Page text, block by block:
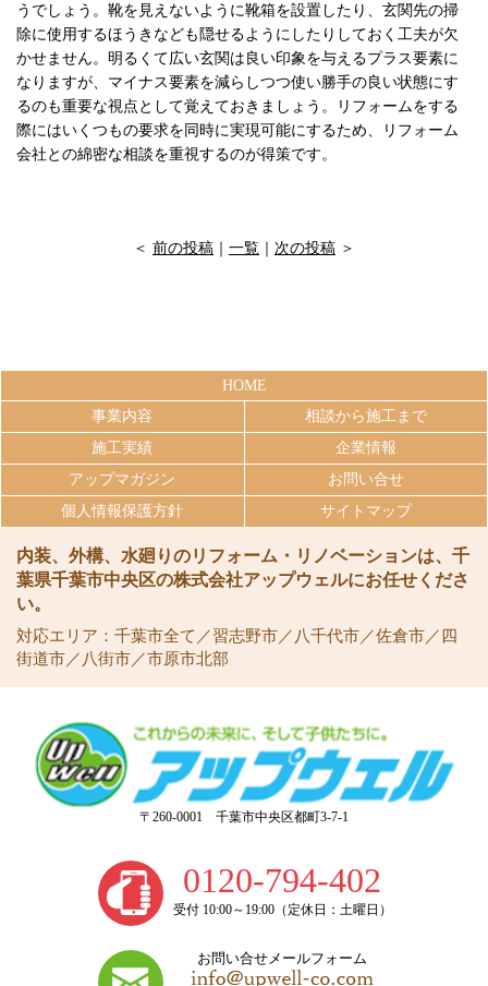
うでしょう。靴を見えないように靴箱を設置したり、玄関先の掃
除に使用するほうきなども隠せるようにしたりしておく工夫が欠
かせません。明るくて広い玄関は良い印象を与えるプラス要素に
なりますが、マイナス要素を減らしつつ使い勝手の良い状態にす
るのも重要な視点として覚えておきましょう。リフォームをする
際にはいくつもの要求を同時に実現可能にするため、リフォーム
会社との綿密な相談を重視するのが得策です。
＜ 前の投稿 一覧 次の投稿 ＞
HOME
事業内容
相談から施工まで
施工実績
企業情報
アップマガジン
お問い合せ
個人情報保護方針
サイトマップ
内装、外構、水廻りのリフォーム・リノベーションは、千
葉県千葉市中央区の株式会社アップウェルにお任せくださ
い。
対応エリア：千葉市全て／習志野市／八千代市／佐倉市／四
街道市／八街市／市原市北部
〒260-0001 千葉市中央区都町3-7-1
0120-794-402
受付 10:00～19:00（定休日：土曜日）
お問い合せメールフォーム